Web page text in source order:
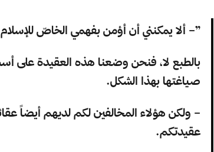
”– ألا يمكنني أن أؤمن بفهمي الخاصّ
بالطبع لا، فنحن وضعنا هذه العقيدة على
صياغتها بهذا الشكل.
– ولكن هؤلاء المخالفين لكم لديهم أيضاً
عقيدتكم.